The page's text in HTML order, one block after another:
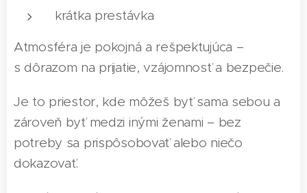
krátka prestávka
Atmosféra je pokojná a rešpektujúca –
s dôrazom na prijatie, vzájomnosť a bezpečie.
Je to priestor, kde môžeš byť sama sebou a
zároveň byť medzi inými ženami – bez
potreby sa prispôsobovať alebo niečo
dokazovať.